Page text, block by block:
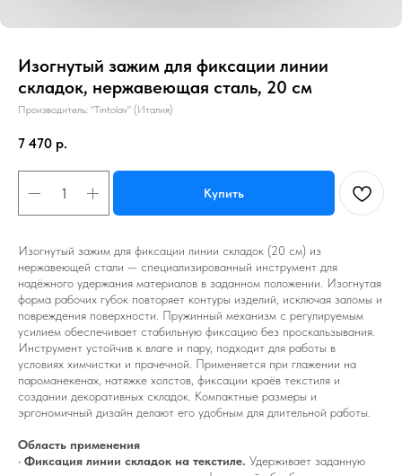
Изогнутый зажим для фиксации линии
складок, нержавеющая сталь, 20 см
Производитель: "Tintolav" (Италия)
7 470 р.
Купить
Изогнутый зажим для фиксации линии складок (20 см) из
нержавеющей стали — специализированный инструмент для
надёжного удержания материалов в заданном положении. Изогнутая
форма рабочих губок повторяет контуры изделий, исключая заломы и
повреждения поверхности. Пружинный механизм с регулируемым
усилием обеспечивает стабильную фиксацию без проскальзывания.
Инструмент устойчив к влаге и пару, подходит для работы в
условиях химчистки и прачечной. Применяется при глажении на
пароманекенах, натяжке холстов, фиксации краёв текстиля и
создании декоративных складок. Компактные размеры и
эргономичный дизайн делают его удобным для длительной работы.
Область применения
• Фиксация линии складок на текстиле. Удерживает заданную